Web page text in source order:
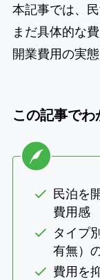
本記事では、
まだ具体的な
開業費用の実
この記事でわ
民泊を
費用感
タイプ
有無）
費用を